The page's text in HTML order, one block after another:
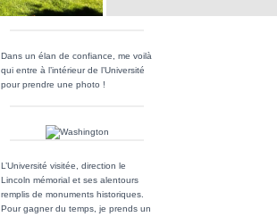
Dans un élan de confiance, me voilà
qui entre à l’intérieur de l’Université
pour prendre une photo !
L’Université visitée, direction le
Lincoln mémorial et ses alentours
remplis de monuments historiques.
Pour gagner du temps, je prends un